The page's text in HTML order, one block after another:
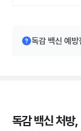
독감 백신 예
독감 백신 처방,